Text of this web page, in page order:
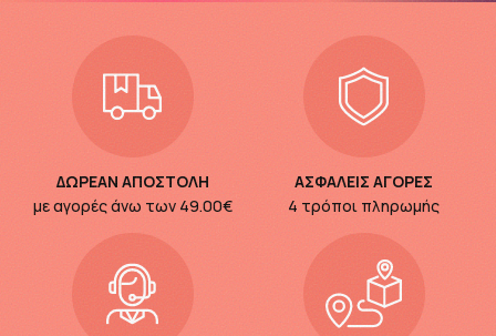
ΔΩΡΕΑΝ ΑΠΟΣΤΟΛΗ
με αγορές άνω των 49.00€
ΑΣΦΑΛΕΙΣ ΑΓΟΡΕΣ
4 τρόποι πληρωμής